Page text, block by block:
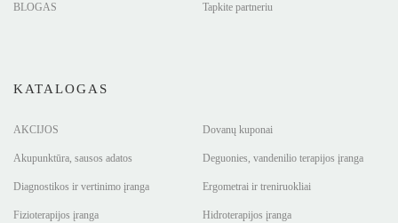
BLOGAS Tapkite partneriu
KATALOGAS
AKCIJOS Dovanų kuponai
Akupunktūra, sausos adatos Deguonies, vandenilio terapijos įranga
Diagnostikos ir vertinimo įranga Ergometrai ir treniruokliai
Fizioterapijos įranga Hidroterapijos įranga